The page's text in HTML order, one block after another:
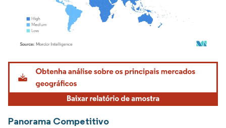
Imagem © Mordor Intelligence. O reuso requer atribuição conforme CC BY 4.0.
Panorama Competitivo